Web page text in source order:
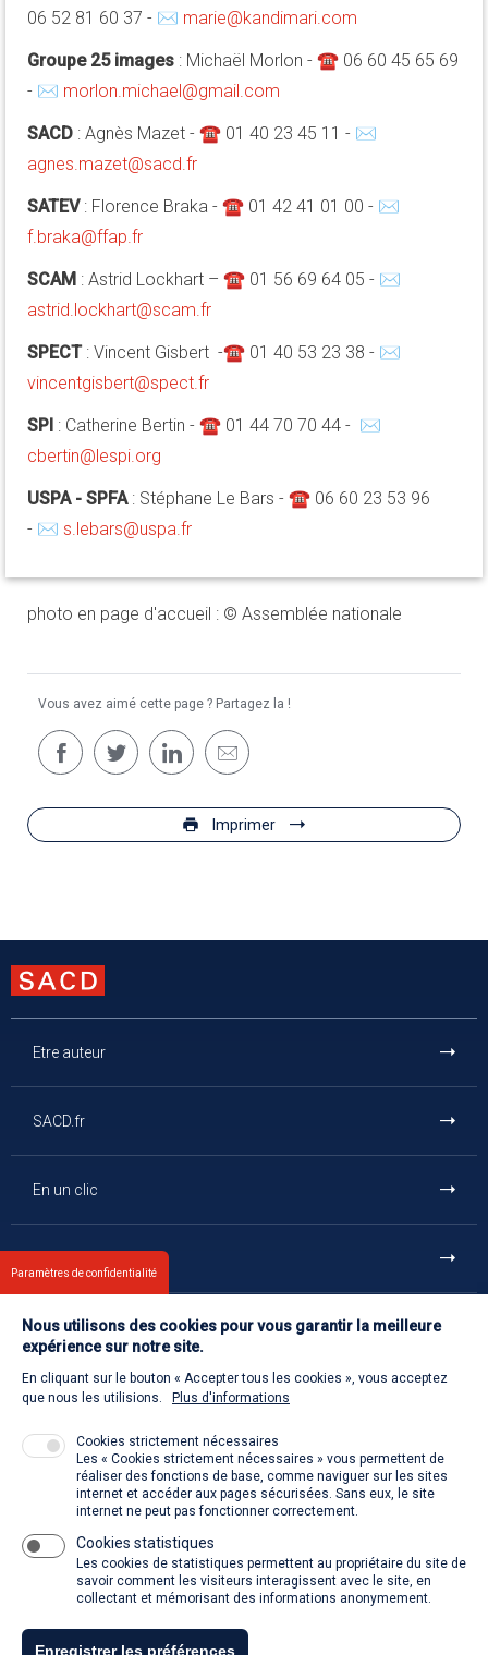
06 52 81 60 37 - ✉ marie@kandimari.com
Groupe 25 images : Michaël Morlon - ☎ 06 60 45 65 69
- ✉ morlon.michael@gmail.com
SACD : Agnès Mazet - ☎ 01 40 23 45 11 - ✉
agnes.mazet@sacd.fr
SATEV: Florence Braka - ☎ 01 42 41 01 00 - ✉
f.braka@ffap.fr
SCAM : Astrid Lockhart – ☎ 01 56 69 64 05 - ✉
astrid.lockhart@scam.fr
SPECT: Vincent Gisbert -☎ 01 40 53 23 38 - ✉
vincentgisbert@spect.fr
SPI : Catherine Bertin - ☎ 01 44 70 70 44 - ✉
cbertin@lespi.org
USPA - SPFA: Stéphane Le Bars - ☎ 06 60 23 53 96
- ✉ s.lebars@uspa.fr
photo en page d'accueil : © Assemblée nationale
Vous avez aimé cette page ? Partagez la !
Imprimer
Etre auteur
SACD.fr
En un clic
La SACD partout, quand vous voulez
Contact
Retour à l'accueil
Venir à la SACD
Paramètres de confidentialité
Nous utilisons des cookies pour vous garantir la meilleure
expérience sur notre site.
En cliquant sur le bouton « Accepter tous les cookies », vous acceptez
que nous les utilisions.
Plus d'informations
Cookies strictement nécessaires
Les « Cookies strictement nécessaires » vous permettent de
réaliser des fonctions de base, comme naviguer sur les sites
internet et accéder aux pages sécurisées. Sans eux, le site
internet ne peut pas fonctionner correctement.
Cookies statistiques
Les cookies de statistiques permettent au propriétaire du site de
savoir comment les visiteurs interagissent avec le site, en
collectant et mémorisant des informations anonymement.
Enregistrer les préférences